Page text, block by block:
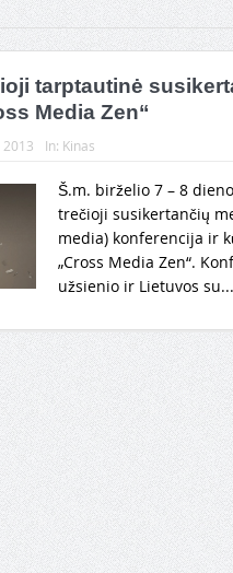
tarptautinė
Media Zen“
2013 In: Kinas
Š.m. birželio 7 – 8
trečioji susikertančių
media) konferencija ir
„Cross Media Zen“.
užsienio ir Lietuvos su...